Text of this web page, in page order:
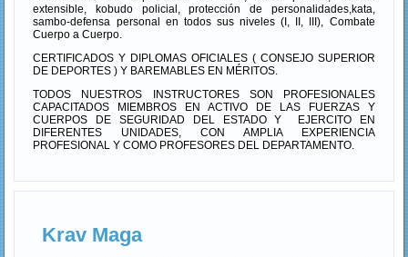
extensible, kobudo policial, protección de personalidades,kata,
sambo-defensa personal en todos sus niveles (I, II, III), Combate
Cuerpo a Cuerpo.
CERTIFICADOS Y DIPLOMAS OFICIALES ( CONSEJO SUPERIOR
DE DEPORTES ) Y BAREMABLES EN MÉRITOS.
TODOS NUESTROS INSTRUCTORES SON PROFESIONALES
CAPACITADOS MIEMBROS EN ACTIVO DE LAS FUERZAS Y
CUERPOS DE SEGURIDAD DEL ESTADO Y EJERCITO EN
DIFERENTES UNIDADES, CON AMPLIA EXPERIENCIA
PROFESIONAL Y COMO PROFESORES DEL DEPARTAMENTO.
Krav Maga